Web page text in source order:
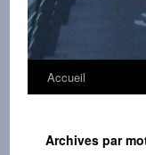
Accueil
Archives par